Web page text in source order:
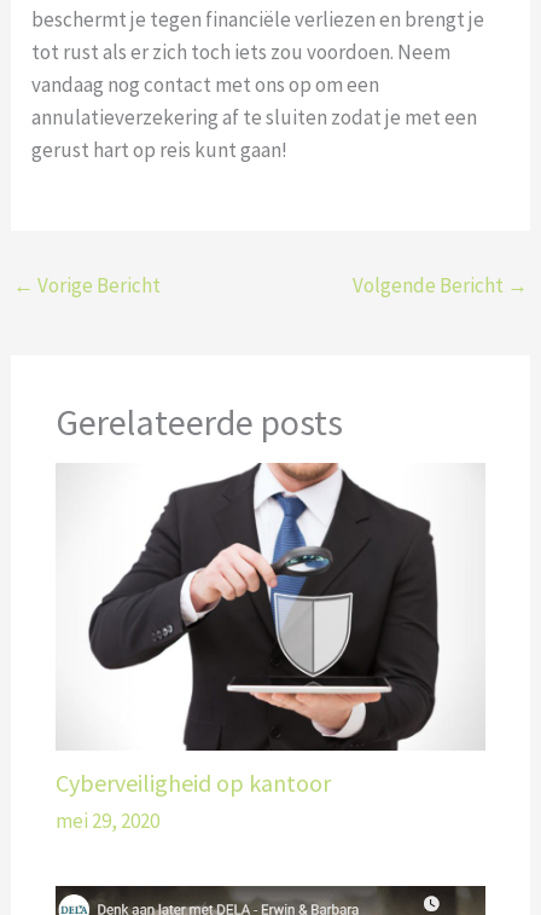
beschermt je tegen financiële verliezen en brengt je
tot rust als er zich toch iets zou voordoen. Neem
vandaag nog contact met ons op om een
annulatieverzekering af te sluiten zodat je met een
gerust hart op reis kunt gaan!
← Vorige Bericht Volgende Bericht →
Gerelateerde posts
Cyberveiligheid op kantoor
mei 29, 2020